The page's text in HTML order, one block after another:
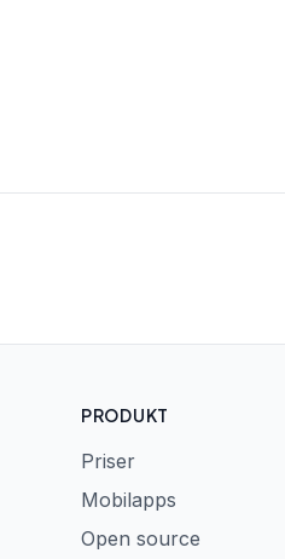
PRODUKT
Priser
Mobilapps
Open source